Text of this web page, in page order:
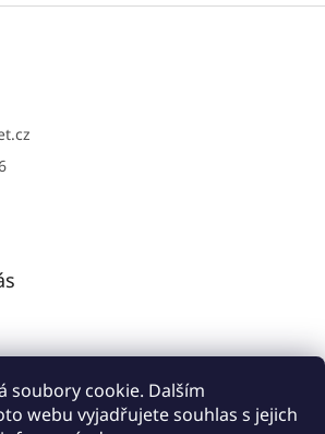
soubory cookie. Dalším
webu vyjadřujete souhlas s jejich